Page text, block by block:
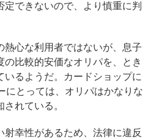
できないので、より慎重に判
心な利用者ではないが、息子
比較的安価なオリパを、とき
いるようだ。カードショップに
にとっては、オリパはかなりな
れている。
幸性があるため、法律に違反